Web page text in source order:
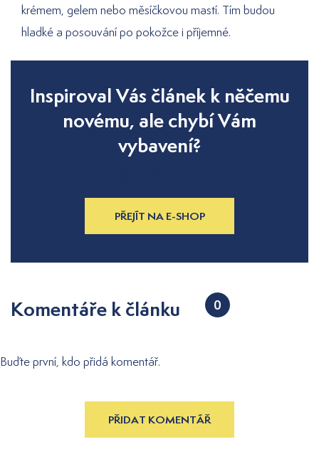
krémem, gelem nebo měsíčkovou mastí. Tím budou
hladké a posouvání po pokožce i příjemné.
Inspiroval Vás článek k něčemu
novému, ale chybí Vám
vybavení?
PŘEJÍT NA E-SHOP
Komentáře k článku 0
Buďte první, kdo přidá komentář.
PŘIDAT KOMENTÁŘ